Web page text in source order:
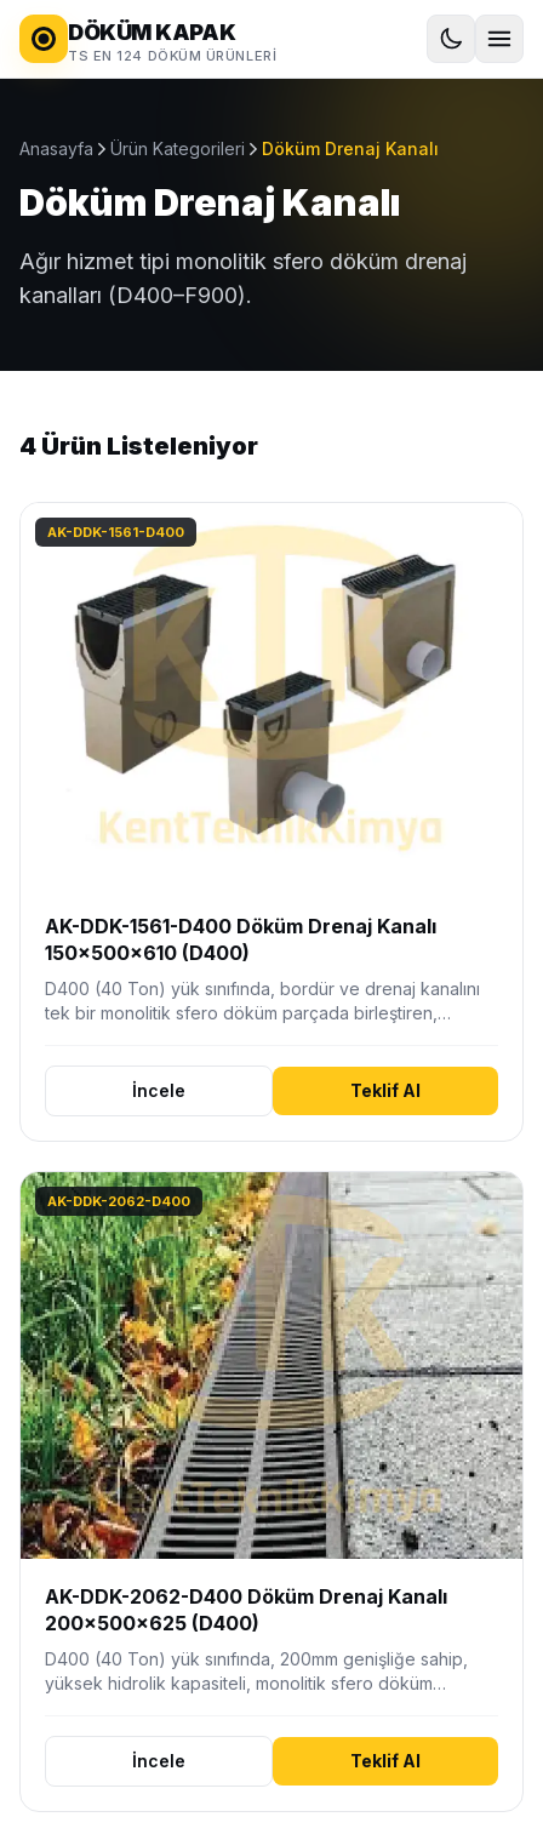
DÖKÜM KAPAK
TS EN 124 DÖKÜM ÜRÜNLERI
Anasayfa Ürün Kategorileri Döküm Drenaj Kanalı
Döküm Drenaj Kanalı
Ağır hizmet tipi monolitik sfero döküm drenaj
kanalları (D400–F900).
4 Ürün Listeleniyor
AK-DDK-1561-D400
AK-DDK-1561-D400 Döküm Drenaj Kanalı
150x500x610 (D400)
D400 (40 Ton) yük sınıfında, bordür ve drenaj kanalını
tek bir monolitik sfero döküm parçada birleştiren,…
İncele Teklif Al
AK-DDK-2062-D400
AK-DDK-2062-D400 Döküm Drenaj Kanalı
200x500x625 (D400)
D400 (40 Ton) yük sınıfında, 200mm genişliğe sahip,
yüksek hidrolik kapasiteli, monolitik sfero döküm
İncele Teklif Al